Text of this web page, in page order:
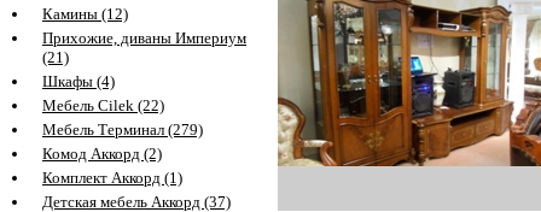
Камины (12)
Прихожие, диваны Империум
(21)
Шкафы (4)
Мебель Cilek (22)
Мебель Терминал (279)
Комод Аккорд (2)
Комплект Аккорд (1)
Детская мебель Аккорд (37)